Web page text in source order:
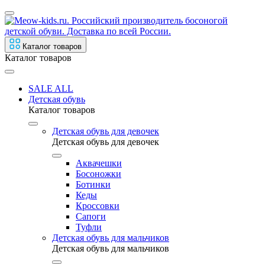
Каталог товаров
Каталог товаров
SALE ALL
Детская обувь
Каталог товаров
Детская обувь для девочек
Детская обувь для девочек
Аквачешки
Босоножки
Ботинки
Кеды
Кроссовки
Сапоги
Туфли
Детская обувь для мальчиков
Детская обувь для мальчиков